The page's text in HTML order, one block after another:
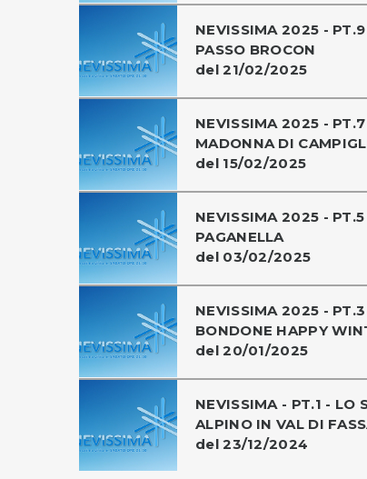
NEVISSIMA 2025 -
PASSO BROCON
del 21/02/2025
NEVISSIMA 2025 -
MADONNA DI
del 15/02/2025
NEVISSIMA 2025 - PT.5
PAGANELLA
del 03/02/2025
NEVISSIMA 2025 -
BONDONE HAPPY
del 20/01/2025
NEVISSIMA - PT.1 - LO
ALPINO IN VAL DI
del 23/12/2024